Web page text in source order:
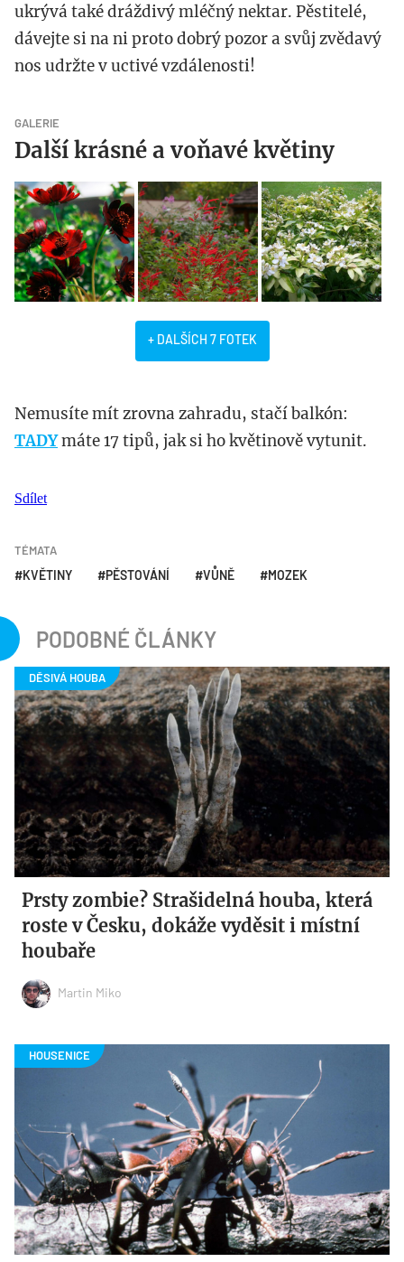
ukrývá také dráždivý mléčný nektar. Pěstitelé,
dávejte si na ni proto dobrý pozor a svůj zvědavý
nos udržte v uctivé vzdálenosti!
GALERIE
Další krásné a voňavé květiny
+ DALŠÍCH 7 FOTEK
Nemusíte mít zrovna zahradu, stačí balkón:
TADYmáte 17 tipů, jak si ho květinově vytunit.
Sdílet
TÉMATA
KVĚTINY PĚSTOVÁNÍ VŮNĚ MOZEK
PODOBNÉ ČLÁNKY
Prsty zombie? Strašidelná houba, která
roste v Česku, dokáže vyděsit i místní
houbaře
Martin Miko